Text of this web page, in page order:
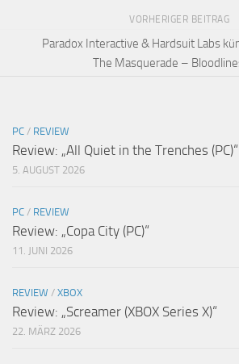
VORHERIGER BEITRAG
Paradox Interactive & Hardsuit Labs
The Masquerade –
PC / REVIEW
Review: „All Quiet in the Trenches (PC)“
5. AUGUST 2026
PC / REVIEW
Review: „Copa City (PC)“
11. JUNI 2026
REVIEW / XBOX
Review: „Screamer (XBOX Series X)“
22. MÄRZ 2026